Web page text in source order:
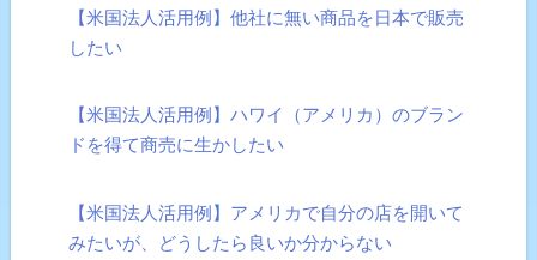
【米国法人活用例】他社に無い商品を日本で販売
したい
【米国法人活用例】ハワイ（アメリカ）のブラン
ドを得て商売に生かしたい
【米国法人活用例】アメリカで自分の店を開いて
みたいが、どうしたら良いか分からない